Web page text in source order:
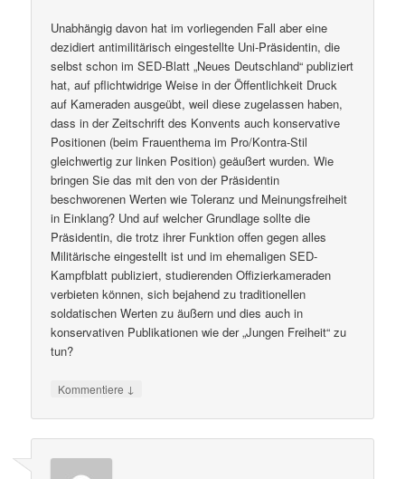
Unabhängig davon hat im vorliegenden Fall aber eine
dezidiert antimilitärisch eingestellte Uni-Präsidentin, die
selbst schon im SED-Blatt „Neues Deutschland“ publiziert
hat, auf pflichtwidrige Weise in der Öffentlichkeit Druck
auf Kameraden ausgeübt, weil diese zugelassen haben,
dass in der Zeitschrift des Konvents auch konservative
Positionen (beim Frauenthema im Pro/Kontra-Stil
gleichwertig zur linken Position) geäußert wurden. Wie
bringen Sie das mit den von der Präsidentin
beschworenen Werten wie Toleranz und Meinungsfreiheit
in Einklang? Und auf welcher Grundlage sollte die
Präsidentin, die trotz ihrer Funktion offen gegen alles
Militärische eingestellt ist und im ehemaligen SED-
Kampfblatt publiziert, studierenden Offizierkameraden
verbieten können, sich bejahend zu traditionellen
soldatischen Werten zu äußern und dies auch in
konservativen Publikationen wie der „Jungen Freiheit“ zu
tun?
Kommentiere ↓